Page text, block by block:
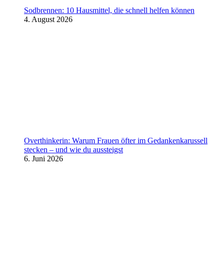
Sodbrennen: 10 Hausmittel, die schnell helfen können
4. August 2026
Overthinkerin: Warum Frauen öfter im Gedankenkarussell
stecken – und wie du aussteigst
6. Juni 2026